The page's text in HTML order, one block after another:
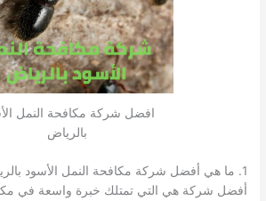
افضل شركة مكافحة النمل
بالرياض
1. ما هي أفضل شركة مكافحة النمل الأسود بالرياض؟
أفضل شركة هي التي تمتلك خبرة واسعة في